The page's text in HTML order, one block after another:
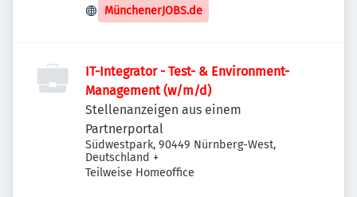
Deutschland
MünchenerJOBS.de
IT-Integrator - Test- & Environment-
Management (w/m/d)
Stellenanzeigen aus einem
Partnerportal
Südwestpark, 90449 Nürnberg-West,
Deutschland +
Teilweise Homeoffice